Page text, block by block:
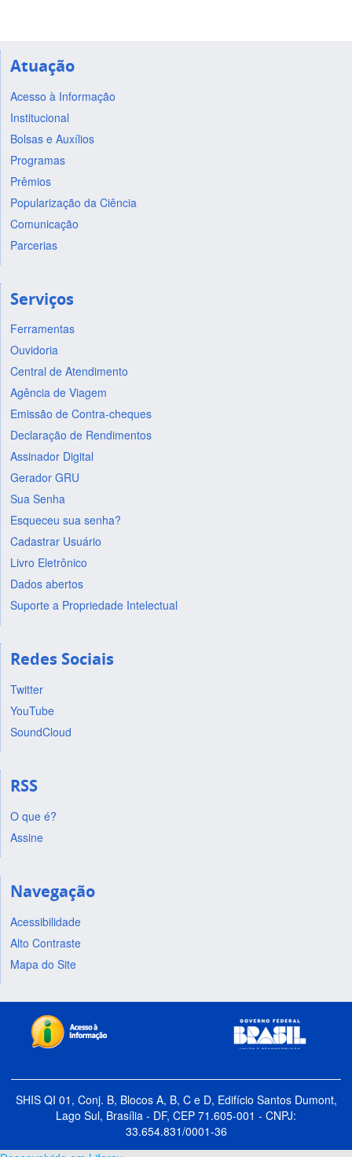
Atuação
Acesso à Informação
Institucional
Bolsas e Auxílios
Programas
Prêmios
Popularização da Ciência
Comunicação
Parcerias
Serviços
Ferramentas
Ouvidoria
Central de Atendimento
Agência de Viagem
Emissão de Contra-cheques
Declaração de Rendimentos
Assinador Digital
Gerador GRU
Sua Senha
Esqueceu sua senha?
Cadastrar Usuário
Livro Eletrônico
Dados abertos
Suporte a Propriedade Intelectual
Redes Sociais
Twitter
YouTube
SoundCloud
RSS
O que é?
Assine
Navegação
Acessibilidade
Alto Contraste
Mapa do Site
SHIS QI 01, Conj. B, Blocos A, B, C e D, Edifício Santos Dumont,
Lago Sul, Brasília - DF, CEP 71.605-001 - CNPJ:
33.654.831/0001-36